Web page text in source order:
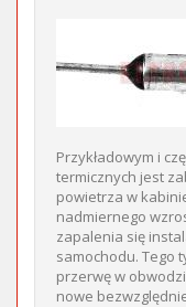
Przykładowym i
termicznych jest
powietrza w
nadmiernego
zapalenia się
samochodu. Tego
przerwę w
nowe